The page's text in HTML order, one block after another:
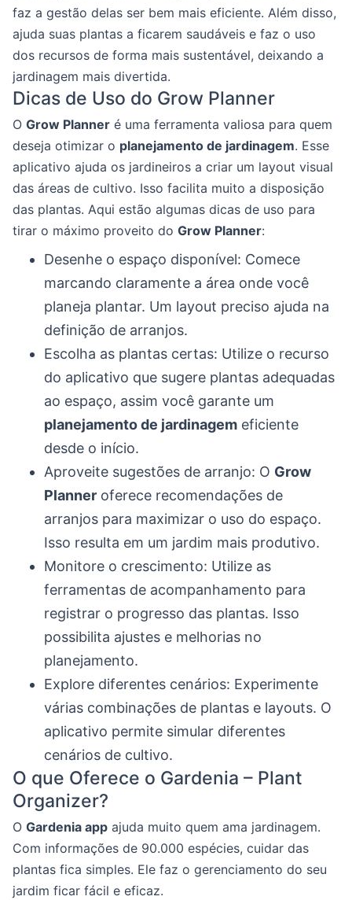
faz a gestão delas ser bem mais eficiente. Além disso,
ajuda suas plantas a ficarem saudáveis e faz o uso
dos recursos de forma mais sustentável, deixando a
jardinagem mais divertida.
Dicas de Uso do Grow Planner
O Grow Planner é uma ferramenta valiosa para quem
deseja otimizar o planejamento de jardinagem. Esse
aplicativo ajuda os jardineiros a criar um layout visual
das áreas de cultivo. Isso facilita muito a disposição
das plantas. Aqui estão algumas dicas de uso para
tirar o máximo proveito do Grow Planner:
Desenhe o espaço disponível: Comece
marcando claramente a área onde você
planeja plantar. Um layout preciso ajuda na
definição de arranjos.
Escolha as plantas certas: Utilize o recurso
do aplicativo que sugere plantas adequadas
ao espaço, assim você garante um
planejamento de jardinagem eficiente
desde o início.
Aproveite sugestões de arranjo: O Grow
Planner oferece recomendações de
arranjos para maximizar o uso do espaço.
Isso resulta em um jardim mais produtivo.
Monitore o crescimento: Utilize as
ferramentas de acompanhamento para
registrar o progresso das plantas. Isso
possibilita ajustes e melhorias no
planejamento.
Explore diferentes cenários: Experimente
várias combinações de plantas e layouts. O
aplicativo permite simular diferentes
cenários de cultivo.
O que Oferece o Gardenia – Plant
Organizer?
O Gardenia app ajuda muito quem ama jardinagem.
Com informações de 90.000 espécies, cuidar das
plantas fica simples. Ele faz o gerenciamento do seu
jardim ficar fácil e eficaz.